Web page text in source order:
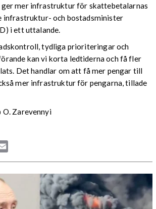
ger mer infrastruktur för skattebetalarnas
infrastruktur- och bostadsminister
i ett uttalande.
tydliga prioriteringar och
kan vi korta ledtiderna och få fler
Det handlar om att få mer pengar till
mer infrastruktur för pengarna, tillade
O. Zarevennyi